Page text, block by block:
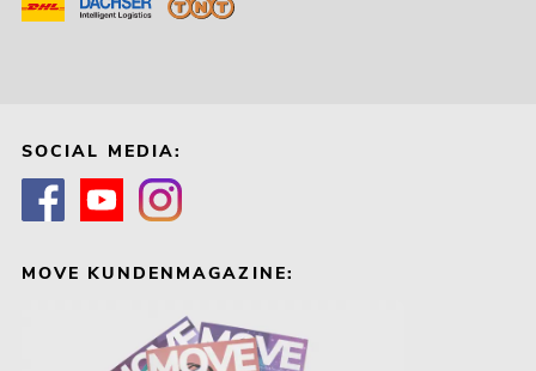
SOCIAL MEDIA:
MOVE KUNDENMAGAZINE: